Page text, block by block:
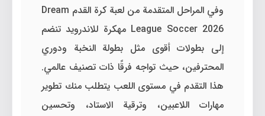
وفي المراحل المتقدمة من لعبة كرة القدم Dream
League Soccer 2026 مهكرة للاندرويد تنضم
إلى بطولات أقوى مثل بطولة النخبة ودوري
المحترفين، حيث تواجه فرقًا ذات تصنيف عالمي.
هذا التقدم في مستوى اللعب يتطلب منك تطوير
مهارات اللاعبين، وترقية الاستاد، وتحسين